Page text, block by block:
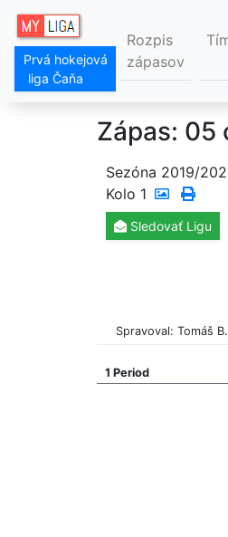
Prvá hokejová
liga Čaňa
Rozpis
zápasov
Zápas: 05
Sezóna 2019/
Kolo 1
Sledovať Ligu
Spravoval: Tomáš B.
1 Period